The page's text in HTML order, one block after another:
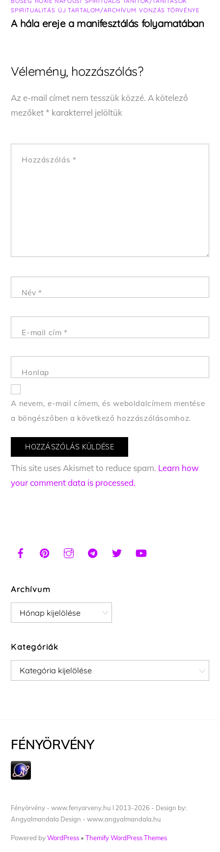
SPIRITUALITÁS ÚJ TARTALOM/ARCHÍVUM ,VONZÁS TÖRVÉNYE
A hála ereje a manifesztálás folyamatában
Vélemény, hozzászólás?
Az e-mail címet nem tesszük közzé. A kötelező
mezőket* karakterrel jelöltük
Hozzászólás *
Név *
E-mail cím*
Honlap
A nevem, e-mail címem, és weboldalcímem mentése
a böngészőben a következő hozzászólásomhoz.
This site uses Akismet to reduce spam. Learn how
your comment data is processed.
Archívum
Archívum
Kategóriák
Kategóriák
FÉNYÖRVÉNY
Fényörvény - www.fenyorveny.hu I 2013-2026 - Design by:
Angyalmandala Design - www.angyalmandala.hu
Powered byWordPress •Themify WordPress Themes